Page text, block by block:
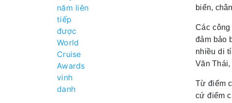
biển,
Các
đảm bảo
nhiều di
Văn
Từ điểm
cứ điểm